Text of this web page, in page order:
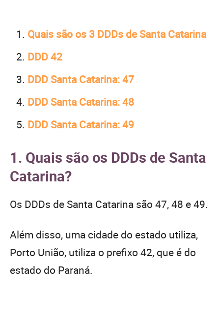
Quais são os 3 DDDs de Santa Catarina
DDD 42
DDD Santa Catarina: 47
DDD Santa Catarina: 48
DDD Santa Catarina: 49
1. Quais são os DDDs de Santa
Catarina?
Os DDDs de Santa Catarina são 47, 48 e 49.
Além disso, uma cidade do estado utiliza,
Porto União, utiliza o prefixo 42, que é do
estado do Paraná.